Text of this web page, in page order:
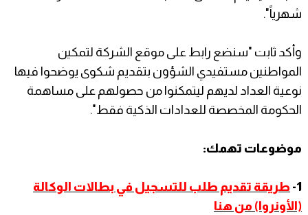
شهرياً".
وأكد ثابت "سنضع رابط على موقع الشركة لتمكين
المواطنين مستفيدي الشؤون بتقديم شكوى يوضحوا فيها
نوعية العداد لديهم ليتمكنوا من حصولهم على مساهمة
الحكومة المخصصة للعدادات الذكية فقط".
موضوعات تهمك:
1- طريقة تقديم طلب للتسجيل في بطالات الوكالة
(الأونروا) من هنا